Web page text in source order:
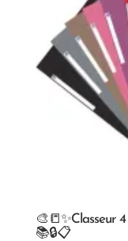
🎨📒✨Classeur
📚🔒📋